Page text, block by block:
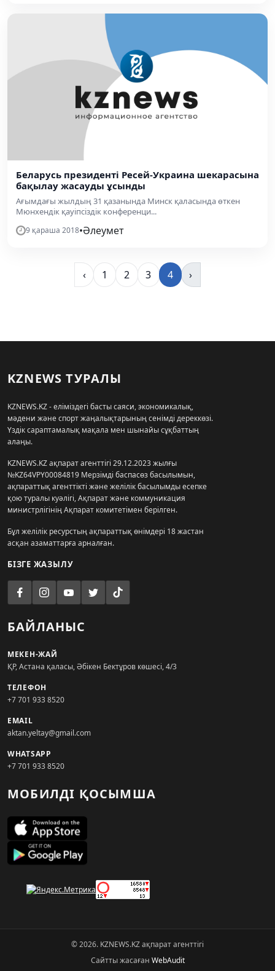
Беларусь президенті Ресей-Украина шекарасына
бақылау жасауды ұсынды
Ағымдағы жылдың 31 қазанында Минск қаласында өткен
Мюнхендік қауіпсіздік конференци...
9 қараша 2018•Әлеумет
‹ 1 2 3 4 ›
KZNEWS ТУРАЛЫ
KZNEWS.KZ - еліміздегі басты саяси, экономикалық,
мәдени және спорт жаңалықтарының сенімді дереккөзі.
Үздік сараптамалық мақала мен шынайы сұқбаттың
алаңы.
KZNEWS.KZ ақпарат агенттігі 29.12.2023 жылғы
№KZ64VPY00084819 Мерзімді баспасөз басылымын,
ақпараттық агенттікті және желілік басылымды есепке
қою туралы куәлігі, Ақпарат және коммуникация
министрлігінің Ақпарат комитетімен берілген.
Бұл желілік ресурстың ақпараттық өнімдері 18 жастан
асқан азаматтарға арналған.
БІЗГЕ ЖАЗЫЛУ
БАЙЛАНЫС
МЕКЕН-ЖАЙ
ҚР, Астана қаласы, Әбікен Бектұров көшесі, 4/3
ТЕЛЕФОН
+7 701 933 8520
EMAIL
aktan.yeltay@gmail.com
WHATSAPP
+7 701 933 8520
МОБИЛДІ ҚОСЫМША
© 2026. KZNEWS.KZ ақпарат агенттігі
Сайтты жасаған WebAudit